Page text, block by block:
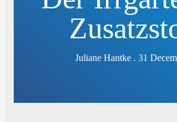
Juliane Hantke . 31